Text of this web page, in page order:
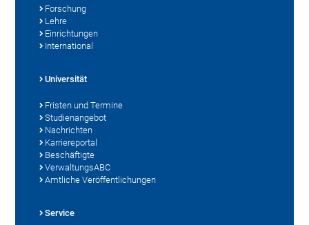
Forschung
Lehre
Einrichtungen
International
Universität
Fristen und Termine
Studienangebot
Nachrichten
Karriereportal
Beschäftigte
VerwaltungsABC
Amtliche Veröffentlichungen
Service